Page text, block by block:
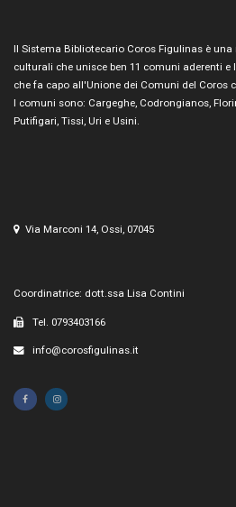
Il Sistema Bibliotecario Coros Figulinas è
culturali che unisce ben 11 comuni aderenti
che fa capo all'Unione dei Comuni del Coros
I comuni sono: Cargeghe, Codrongianos,
Putifigari, Tissi, Uri e Usini.
Via Marconi 14, Ossi, 07045
Coordinatrice: dott.ssa Lisa Contini
Tel. 0793403166
info@corosfigulinas.it